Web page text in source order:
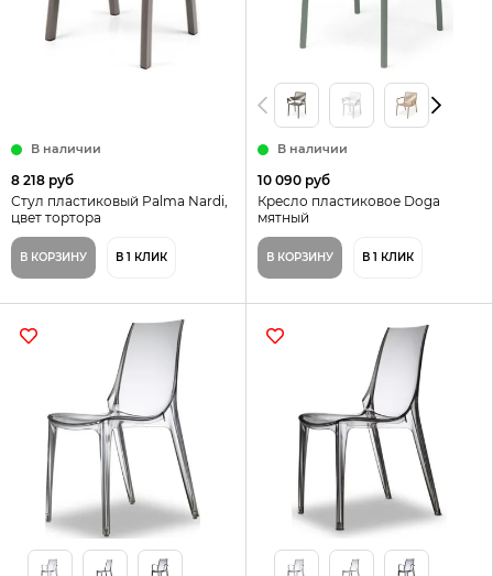
В наличии
8 218 руб
Стул пластиковый Palma Nardi,
цвет тортора
В КОРЗИНУ В 1 КЛИК
В наличии
10 090 руб
Кресло пластиковое Doga
мятный
В КОРЗИНУ В 1 КЛИК